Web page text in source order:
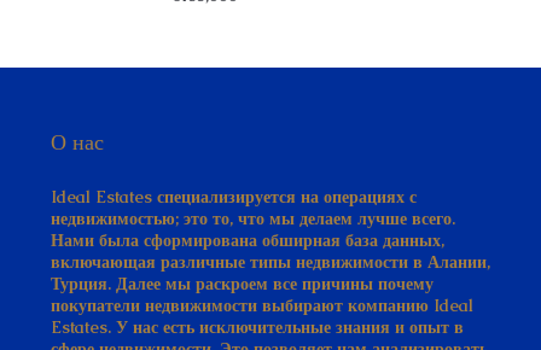
О нас
Ideal Estates специализируется на операциях с
недвижимостью; это то, что мы делаем лучше всего.
Нами была сформирована обширная база данных,
включающая различные типы недвижимости в Алании,
Турция. Далее мы раскроем все причины почему
покупатели недвижимости выбирают компанию Ideal
Estates. У нас есть исключительные знания и опыт в